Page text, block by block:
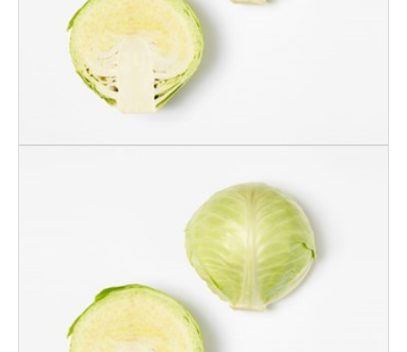
Hodekål Norsk Ifco